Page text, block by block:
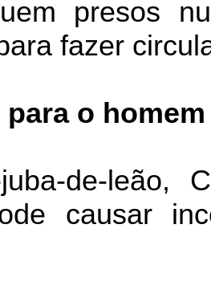
presos
fazer
o homem
de-leão,
causar